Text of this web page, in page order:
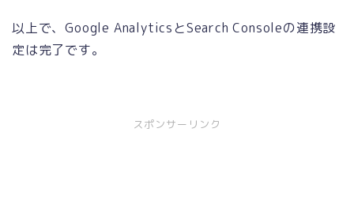
以上で、Google AnalyticsとSearch Consoleの連携設
定は完了です。
スポンサーリンク